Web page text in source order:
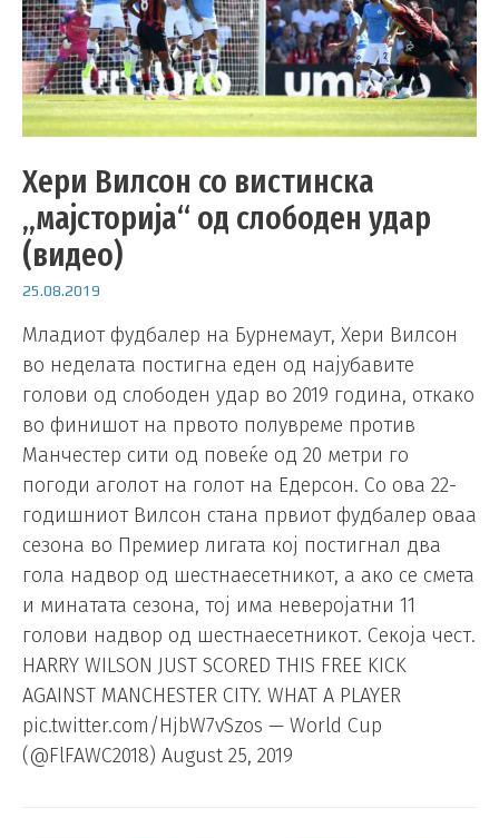
Хери Вилсон со вистинска
„мајсторија“ од слободен удар
(видео)
25.08.2019
Младиот фудбалер на Бурнемаут, Хери Вилсон
во неделата постигна еден од најубавите
голови од слободен удар во 2019 година, откако
во финишот на првото полувреме против
Манчестер сити од повеќе од 20 метри го
погоди аголот на голот на Едерсон. Со ова 22-
годишниот Вилсон стана првиот фудбалер оваа
сезона во Премиер лигата кој постигнал два
гола надвор од шестнаесетникот, а ако се смета
и минатата сезона, тој има неверојатни 11
голови надвор од шестнаесетникот. Секоја чест.
HARRY WILSON JUST SCORED THIS FREE KICK
AGAINST MANCHESTER CITY. WHAT A PLAYER
pic.twitter.com/HjbW7vSzos — World Cup
(@FlFAWC2018) August 25, 2019